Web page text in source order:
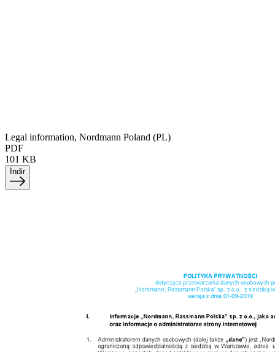
Legal information, Nordmann Poland (PL)
PDF
101 KB
İndir